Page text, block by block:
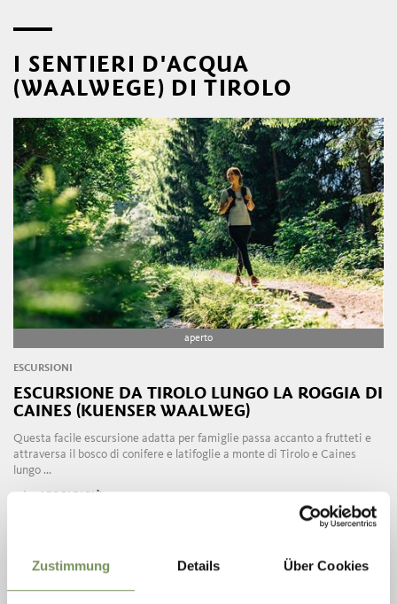
Zustimmung Details Über Cookies
I SENTIERI D'ACQUA
(WAALWEGE) DI TIROLO
aperto
ESCURSIONI
ESCURSIONE DA TIROLO LUNGO LA ROGGIA DI
CAINES (KUENSER WAALWEG)
Questa facile escursione adatta per famiglie passa accanto a frutteti e
attraversa il bosco di conifere e latifoglie a monte di Tirolo e Caines
lungo ...